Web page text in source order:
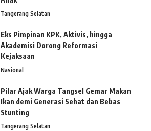
Tangerang Selatan
Eks Pimpinan KPK, Aktivis, hingga
Akademisi Dorong Reformasi
Kejaksaan
Nasional
Pilar Ajak Warga Tangsel Gemar Makan
Ikan demi Generasi Sehat dan Bebas
Stunting
Tangerang Selatan